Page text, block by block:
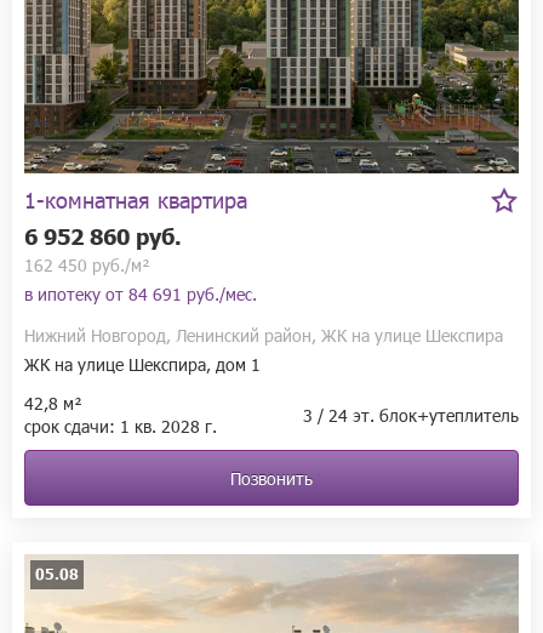
1-комнатная квартира
6 952 860 руб.
162 450 руб./м²
в ипотеку от 84 691 руб./мес.
Нижний Новгород, Ленинский район, ЖК на улице Шекспира
ЖК на улице Шекспира, дом 1
42,8 м²
срок сдачи: 1 кв. 2028 г. 3 / 24 эт. блок+утеплитель
Позвонить
05.08